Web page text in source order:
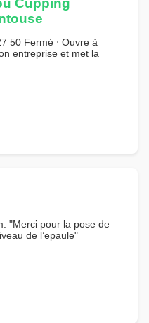
Cupping
50 Fermé ⋅ Ouvre à
entreprise et met la
"Merci pour la pose de
de l’epaule"